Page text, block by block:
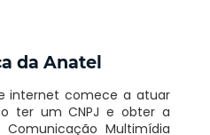
da Anatel
internet comece a atuar
ter um CNPJ e obter a
Multimídia